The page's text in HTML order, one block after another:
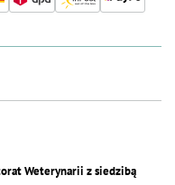
Weterynarii z siedzibą